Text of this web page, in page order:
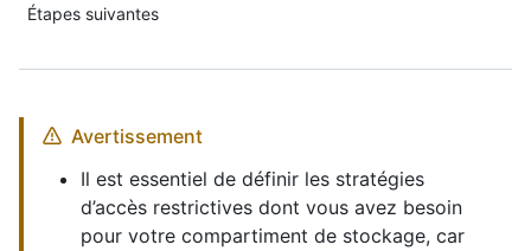
Étapes suivantes
Avertissement
Il est essentiel de définir les stratégies
d’accès restrictives dont vous avez besoin
pour votre compartiment de stockage, car